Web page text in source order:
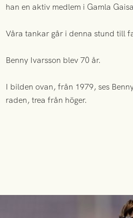
han en aktiv medlem i Gamla
Våra tankar går i denna stund till
Benny Ivarsson blev 70 år.
I bilden ovan, från 1979, ses
raden, trea från höger.